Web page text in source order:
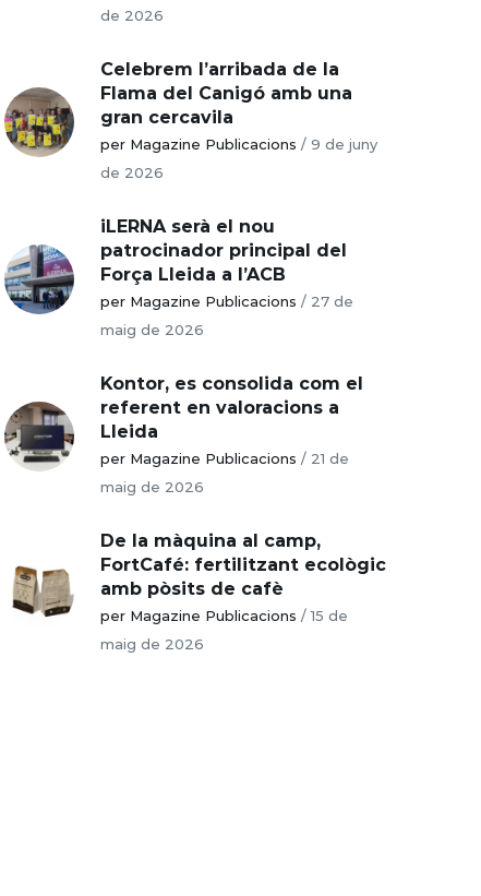
de 2026
Celebrem l’arribada de la
Flama del Canigó amb una
gran cercavila
per Magazine Publicacions / 9 de juny
de 2026
iLERNA serà el nou
patrocinador principal del
Força Lleida a l’ACB
per Magazine Publicacions / 27 de
maig de 2026
Kontor, es consolida com el
referent en valoracions a
Lleida
per Magazine Publicacions / 21 de
maig de 2026
De la màquina al camp,
FortCafé: fertilitzant ecològic
amb pòsits de cafè
per Magazine Publicacions /15 de
maig de 2026